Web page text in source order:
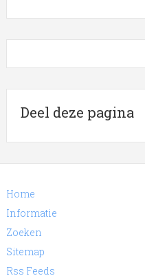
Deel deze pagina
Home
Informatie
Zoeken
Sitemap
Rss Feeds